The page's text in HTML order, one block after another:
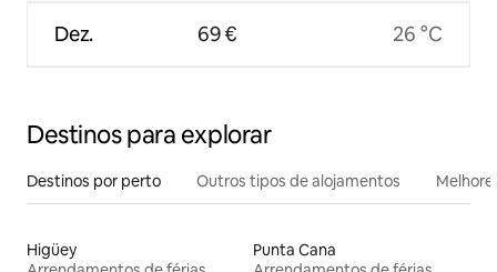
Dez. 69 € 26 °C
Destinos para explorar
Destinos por perto Outros tipos de alojamentos
Higüey
Punta Cana